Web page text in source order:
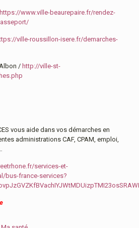
https://www.ville-beaurepaire.fr/rendez-
ville-roussillon-isere.fr/demarches-
/ http://ville-st-
vous aide dans vos démarches en
administrations CAF, CPAM, emploi,
services-et-
bus-france-services?